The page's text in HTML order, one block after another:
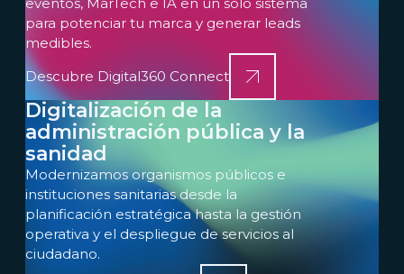
para potenciar tu marca y generar leads
medibles.
Descubre Digital360 Connect
Digitalización de la
administración pública y la
sanidad
Modernizamos organismos públicos e
instituciones sanitarias desde la
planificación estratégica hasta la gestión
operativa y el despliegue de servicios al
ciudadano.